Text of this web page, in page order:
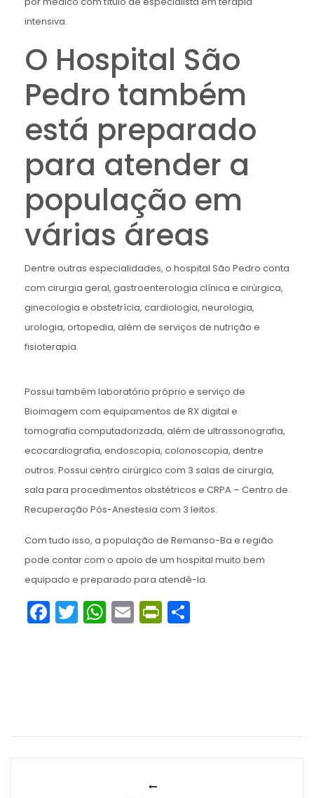
intensiva.
O Hospital São
Pedro também
está preparado
para atender a
população em
várias áreas
Dentre outras especialidades, o hospital São Pedro conta
com cirurgia geral, gastroenterologia clínica e cirúrgica,
ginecologia e obstetrícia, cardiologia, neurologia,
urologia, ortopedia, além de serviços de nutrição e
fisioterapia.
Possui também laboratório próprio e serviço de
Bioimagem com equipamentos de RX digital e
tomografia computadorizada, além de ultrassonografia,
ecocardiografia, endoscopia, colonoscopia, dentre
outros. Possui centro cirúrgico com 3 salas de cirurgia,
sala para procedimentos obstétricos e CRPA – Centro de
Recuperação Pós-Anestesia com 3 leitos.
Com tudo isso, a população de Remanso-Ba e região
pode contar com o apoio de um hospital muito bem
equipado e preparado para atendê-la.
Facebook
Twitter
WhatsApp
EmailPrintFriendly